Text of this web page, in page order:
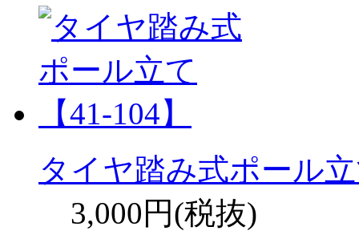
タイヤ踏み式ポール
3,000円(税抜)